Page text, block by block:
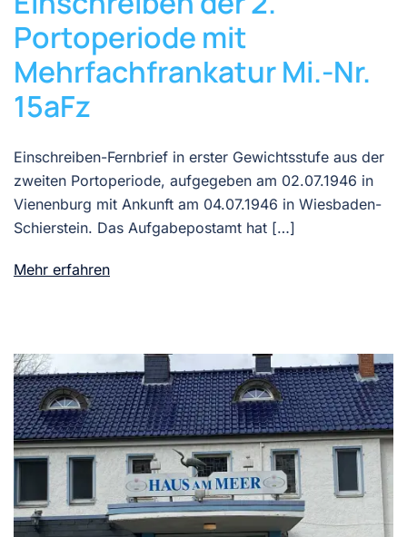
Portoperiode mit
Mehrfachfrankatur Mi.-Nr.
15aFz
Einschreiben-Fernbrief in erster Gewichtsstufe aus der
zweiten Portoperiode, aufgegeben am 02.07.1946 in
Vienenburg mit Ankunft am 04.07.1946 in Wiesbaden-
Schierstein. Das Aufgabepostamt hat […]
Mehr erfahren